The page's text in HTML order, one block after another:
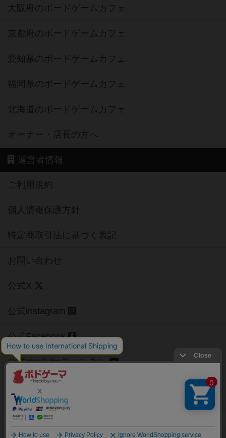
大阪府のボードゲームカフェ
京都府のボードゲームカフェ
愛知県のボードゲームカフェ
福岡県のボードゲームカフェ
北海道のボードゲームカフェ
オーナー・店長の方へ
運営者情報
ご利用規約
個人情報保護方針
特定商取引法に基づく表記
お問い合わせ
公式X
公式instagram
公式Facebook
公式YouTubeチャンネル